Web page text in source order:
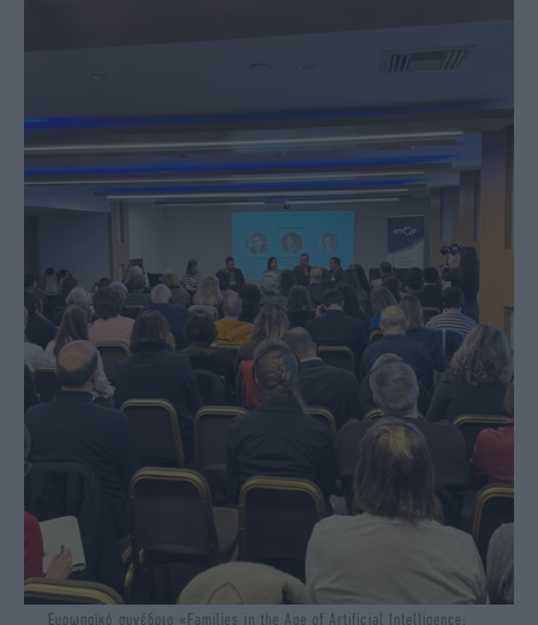
Eυρωπαϊκό συνέδριο «Families in the Age of Artificial Intelligence: